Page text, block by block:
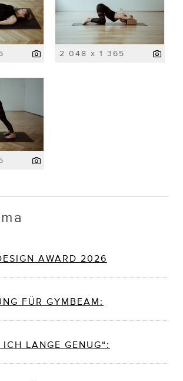
2 048 x 1 365
AWARD 2026
FÜR GYMBEAM:
ICH LANGE GENUG“: